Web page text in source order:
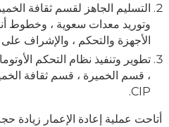
التسليم الجاهز لقسم ثقافة
وتوريد معدات سعوية ، وخطوط
الأجهزة والتحكم ، والإشراف
تطوير وتنفيذ نظام التحكم
، قسم الخميرة ، قسم ثقافة
CIP.
أتاحت عملية إعادة الإعمار زيادة